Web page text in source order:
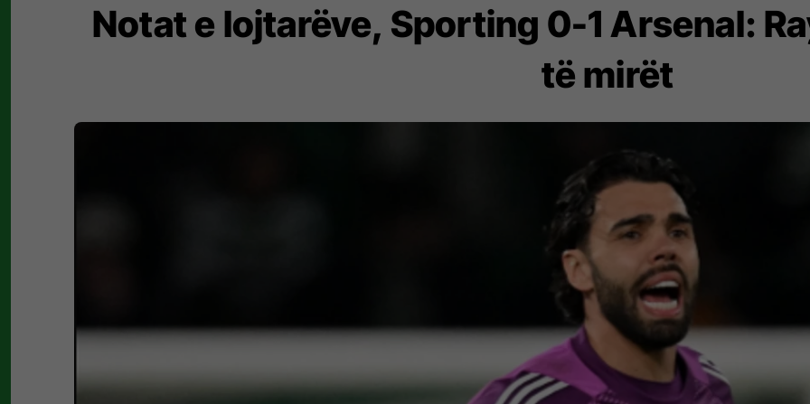
Notat e lojtarëve, Sporting 0-1 Arsenal:
të mirët